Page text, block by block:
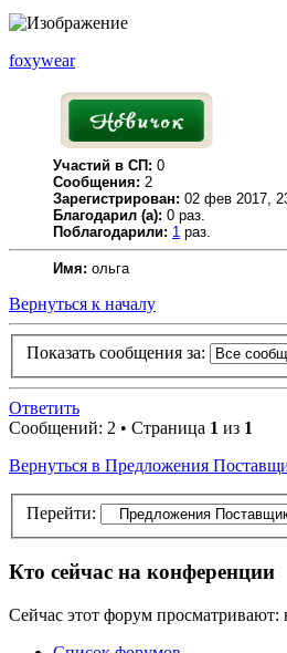
foxywear
Участий в СП: 0
Сообщения: 2
Зарегистрирован: 02 фев 2017,
Благодарил (а): 0 раз.
Поблагодарили: 1 раз.
Имя: ольга
Вернуться к началу
Показать сообщения за:
Ответить
Сообщений: 2 • Страница 1 из 1
Вернуться в Предложения
Перейти:
Кто сейчас на конференции
Сейчас этот форум просматривают: